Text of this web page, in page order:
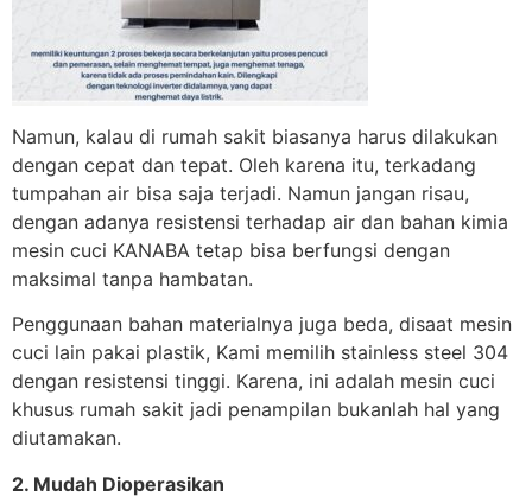
Namun, kalau di rumah sakit biasanya harus dilakukan
dengan cepat dan tepat. Oleh karena itu, terkadang
tumpahan air bisa saja terjadi. Namun jangan risau,
dengan adanya resistensi terhadap air dan bahan kimia
mesin cuci KANABA tetap bisa berfungsi dengan
maksimal tanpa hambatan.
Penggunaan bahan materialnya juga beda, disaat mesin
cuci lain pakai plastik, Kami memilih stainless steel 304
dengan resistensi tinggi. Karena, ini adalah mesin cuci
khusus rumah sakit jadi penampilan bukanlah hal yang
diutamakan.
2. Mudah Dioperasikan